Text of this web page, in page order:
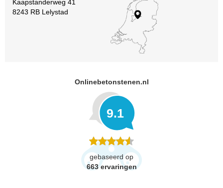
Kaapstanderweg 41
8243 RB Lelystad
Onlinebetonstenen.nl
9.1
gebaseerd op
663 ervaringen